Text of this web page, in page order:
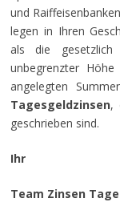
und
legen in Ihren
als die
unbegrenzter
angelegten
Tagesgeldzinsen,
geschrieben sind.
Ihr
Team Zinsen